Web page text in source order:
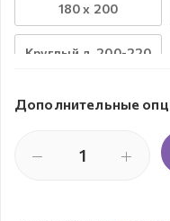
180 х 200
Круглый д. 200-220
Дополнительные